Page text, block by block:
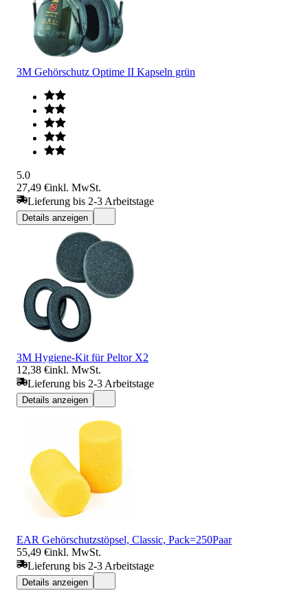
3M Gehörschutz Optime II Kapseln grün
5.0
27,49 €inkl. MwSt.
Lieferung bis 2-3 Arbeitstage
Details anzeigen
3M Hygiene-Kit für Peltor X2
12,38 €inkl. MwSt.
Lieferung bis 2-3 Arbeitstage
Details anzeigen
EAR Gehörschutzstöpsel, Classic, Pack=250Paar
55,49 €inkl. MwSt.
Lieferung bis 2-3 Arbeitstage
Details anzeigen